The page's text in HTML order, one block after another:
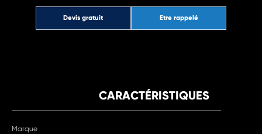
Etre rappelé
Devis gratuit
CARACTÉRISTIQUES
Marque